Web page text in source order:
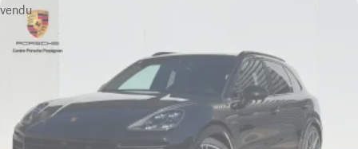
vendu